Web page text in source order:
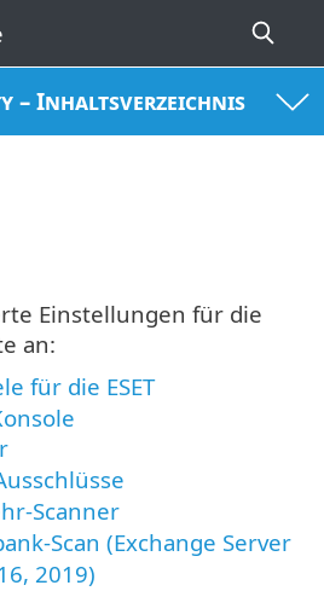
– Inhaltsverzeichnis
Einstellungen für die
an:
für die ESET
Scanner
Scan (Exchange Server
2019)